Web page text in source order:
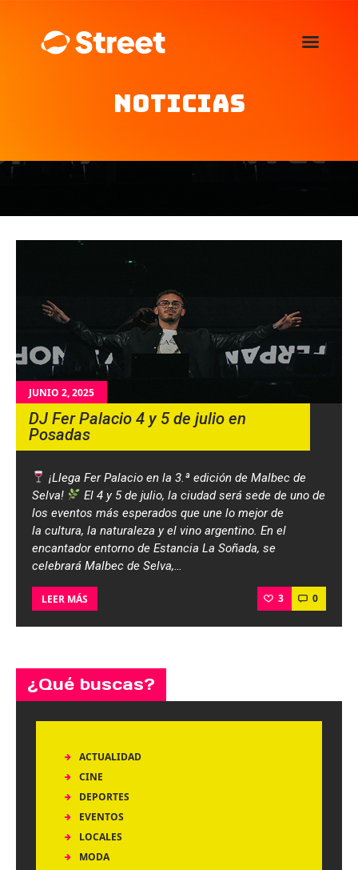
Noticias
La Street FM 101.5
Noticias
Publicitá
Familia de auspiciantes
JUNIO 2, 2025
DJ Fer Palacio 4 y 5 de julio en
Posadas
¡Llega Fer Palacio en la 3.ª edición de Malbec de
Selva!
El 4 y 5 de julio, la ciudad será sede de uno de
los eventos más esperados que une lo mejor de
la cultura, la naturaleza y el vino argentino. En el
encantador entorno de Estancia La Soñada, se
celebrará Malbec de Selva,…
LEER MÁS 3 0
¿Qué buscas?
ACTUALIDAD
CINE
DEPORTES
EVENTOS
LOCALES
MODA